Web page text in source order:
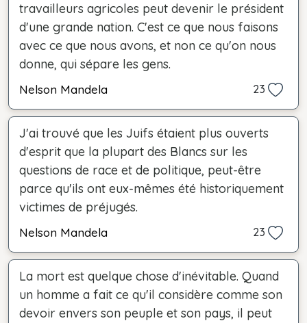
travailleurs agricoles peut devenir le président
d'une grande nation. C'est ce que nous faisons
avec ce que nous avons, et non ce qu'on nous
donne, qui sépare les gens.
Nelson Mandela 23
J'ai trouvé que les Juifs étaient plus ouverts
d'esprit que la plupart des Blancs sur les
questions de race et de politique, peut-être
parce qu'ils ont eux-mêmes été historiquement
victimes de préjugés.
Nelson Mandela 23
La mort est quelque chose d'inévitable. Quand
un homme a fait ce qu'il considère comme son
devoir envers son peuple et son pays, il peut